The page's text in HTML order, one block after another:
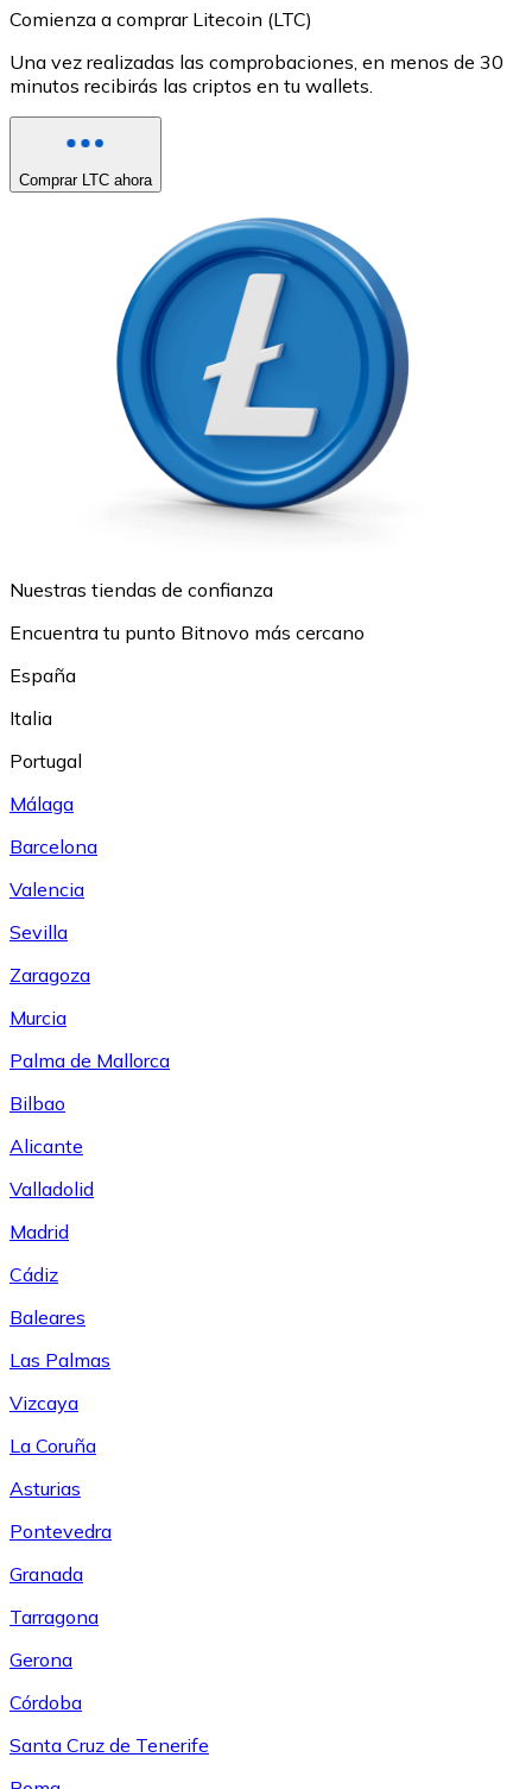
Comienza a comprar Litecoin (LTC)
Una vez realizadas las comprobaciones, en menos de 30
minutos recibirás las criptos en tu wallets.
Comprar LTC ahora
Nuestras tiendas de confianza
Encuentra tu punto Bitnovo más cercano
España
Italia
Portugal
Málaga
Barcelona
Valencia
Sevilla
Zaragoza
Murcia
Palma de Mallorca
Bilbao
Alicante
Valladolid
Madrid
Cádiz
Baleares
Las Palmas
Vizcaya
La Coruña
Asturias
Pontevedra
Granada
Tarragona
Gerona
Córdoba
Santa Cruz de Tenerife